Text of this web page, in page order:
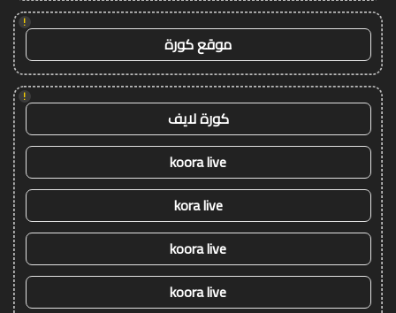
!
موقع كورة
!
كورة لايف
koora live
kora live
koora live
koora live